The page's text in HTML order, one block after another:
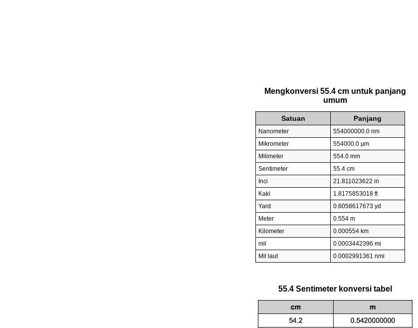
Mengkonversi 55.4 cm untuk panjang
umum
Satuan Panjang
Nanometer
554000000.0 nm
Mikrometer
554000.0 µm
Milimeter
554.0 mm
Sentimeter
55.4 cm
Inci
21.811023622 in
Kaki
1.8175853018 ft
Yard
0.6058617673 yd
Meter
0.554 m
Kilometer
0.000554 km
mil
0.0003442396 mi
Mil laut
0.0002991361 nmi
55.4 Sentimeter konversi tabel